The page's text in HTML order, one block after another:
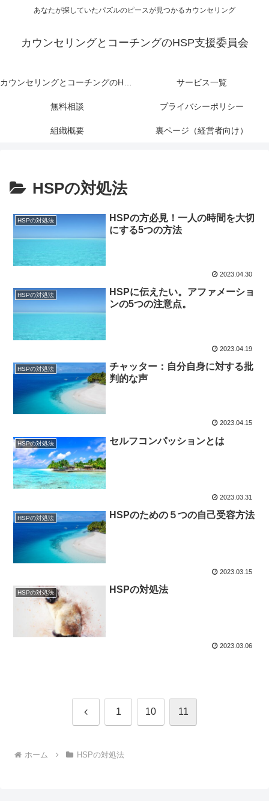
あなたが探していたパズルのピースが見つかるカウンセリング
カウンセリングとコーチングのHSP支援委員会
カウンセリングとコーチングのHSP支援委員会 サービス一覧
無料相談 プライバシーポリシー
組織概要 裏ページ（経営者向け）
HSPの対処法
HSPの対処法
HSPの方必見！一人の時間を大切
にする5つの方法
2023.04.30
HSPの対処法
HSPに伝えたい。アファメーショ
ンの5つの注意点。
2023.04.19
HSPの対処法
チャッター：自分自身に対する批
判的な声
2023.04.15
HSPの対処法 セルフコンパッションとは
2023.03.31
HSPの対処法 HSPのための５つの自己受容方法
2023.03.15
HSPの対処法 HSPの対処法
2023.03.06
前 1 10 11
ホーム HSPの対処法